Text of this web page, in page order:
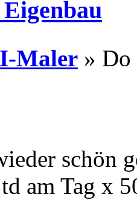
Maler » Do
schön
am Tag x